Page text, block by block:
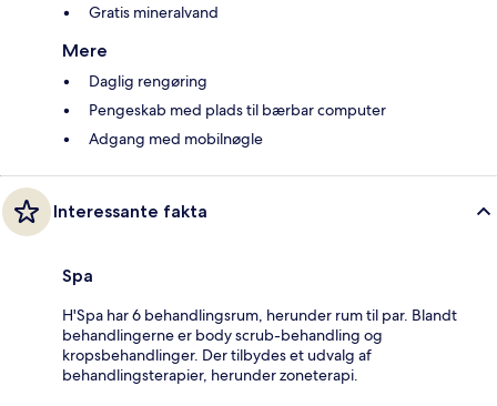
Gratis mineralvand
Mere
Daglig rengøring
Pengeskab med plads til bærbar computer
Adgang med mobilnøgle
Interessante fakta
Spa
H'Spa har 6 behandlingsrum, herunder rum til par. Blandt
behandlingerne er body scrub-behandling og
kropsbehandlinger. Der tilbydes et udvalg af
behandlingsterapier, herunder zoneterapi.